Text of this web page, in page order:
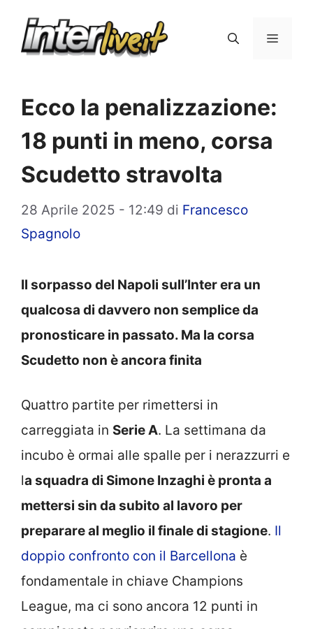
Menu
Ecco la penalizzazione:
18 punti in meno, corsa
Scudetto stravolta
28 Aprile 2025 - 12:49 di Francesco
Spagnolo
Il sorpasso del Napoli sull’Inter era un
qualcosa di davvero non semplice da
pronosticare in passato. Ma la corsa
Scudetto non è ancora finita
Quattro partite per rimettersi in
carreggiata in Serie A. La settimana da
incubo è ormai alle spalle per i nerazzurri e
la squadra di Simone Inzaghi è pronta a
mettersi sin da subito al lavoro per
preparare al meglio il finale di stagione. Il
doppio confronto con il Barcellona è
fondamentale in chiave Champions
League, ma ci sono ancora 12 punti in